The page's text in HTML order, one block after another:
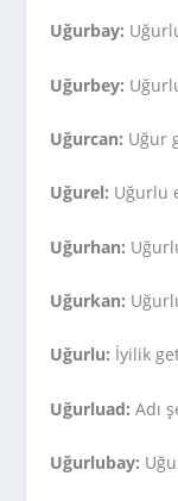
Uğurbay:
Uğurbey:
Uğurcan: Uğur
Uğurel: Uğurlu
Uğurhan:
Uğurkan:
Uğurlu: İyilik
Uğurluad: Adı
Uğurlubay: